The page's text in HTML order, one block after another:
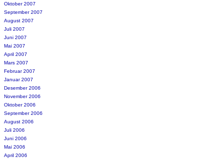
Oktober 2007
September 2007
August 2007
Juli 2007
Juni 2007
Mai 2007
April 2007
Mars 2007
Februar 2007
Januar 2007
Desember 2006
November 2006
Oktober 2006
September 2006
August 2006
Juli 2006
Juni 2006
Mai 2006
April 2006